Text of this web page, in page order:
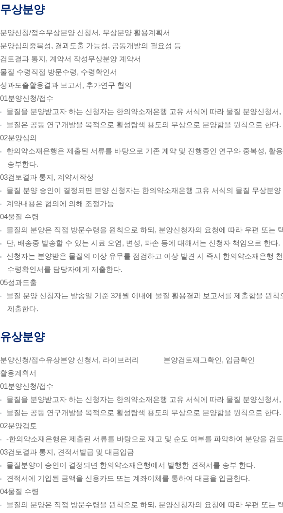
무상분양
분양신청/접수무상분양 신청서, 무상분양 활용계획서
분양심의중복성, 결과도출 가능성, 공동개발의 필요성 등
검토결과 통지, 계약서 작성무상분양 계약서
물질 수령직접 방문수령, 수령확인서
성과도출활용결과 보고서, 추가연구 협의
01분양신청/접수
물질을 분양받고자 하는 신청자는 한의약소재은행 고유 서식에 따라 물질 분양신청
물질은 공동 연구개발을 목적으로 활성탐색 용도의 무상으로 분양함을 원칙으로 한다.
02분양심의
한의약소재은행은 제출된 서류를 바탕으로 기존 계약 및 진행중인 연구와 중복성,
송부한다.
03검토결과 통지, 계약서작성
물질 분양 승인이 결정되면 분양 신청자는 한의약소재은행 고유 서식의 물질 무상분
계약내용은 협의에 의해 조정가능
04물질 수령
물질의 분양은 직접 방문수령을 원칙으로 하되, 분양신청자의 요청에 따라 우편 또는
단, 배송중 발송할 수 있는 시료 오염, 변성, 파손 등에 대해서는 신청자 책임으로 한다.
신청자는 분양받은 물질의 이상 유무를 점검하고 이상 발견 시 즉시 한의약소재은행
수령확인서를 담당자에게 제출한다.
05성과도출
물질 분양 신청자는 발송일 기준 3개월 이내에 물질 활용결과 보고서를 제출함을 원
제출한다.
유상분양
분양신청/접수유상분양 신청서, 라이브러리
활용계획서
분양검토재고확인, 입금확인
01분양신청/접수
물질을 분양받고자 하는 신청자는 한의약소재은행 고유 서식에 따라 물질 분양신청
물질는 공동 연구개발을 목적으로 활성탐색 용도의 무상으로 분양함을 원칙으로 한다.
02분양검토
-한의약소재은행은 제출된 서류를 바탕으로 재고 및 순도 여부를 파악하여 분양을 검
03검토결과 통지, 견적서발급 및 대금입금
물질분양이 승인이 결정되면 한의약소재은행에서 발행한 견적서를 송부 한다.
견적서에 기입된 금액을 신용카드 또는 계좌이체를 통하여 대금을 입금한다.
04물질 수령
물질의 분양은 직접 방문수령을 원칙으로 하되, 분양신청자의 요청에 따라 우편 또는